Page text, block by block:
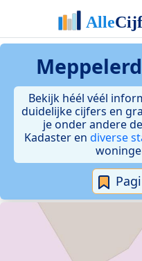
Bekijk héél véél
duidelijke cijfers en
je onder andere de
Kadaster en diverse